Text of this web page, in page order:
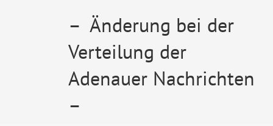
– Änderung bei der
Verteilung der
Adenauer Nachrichten
–